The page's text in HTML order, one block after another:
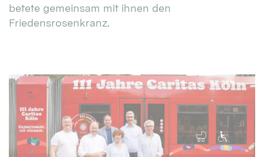
betete gemeinsam mit ihnen den
Friedensrosenkranz.